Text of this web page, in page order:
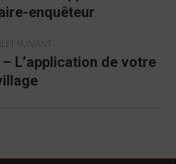
précédent
enquêteur
Onglet
suivant
L’application de votre